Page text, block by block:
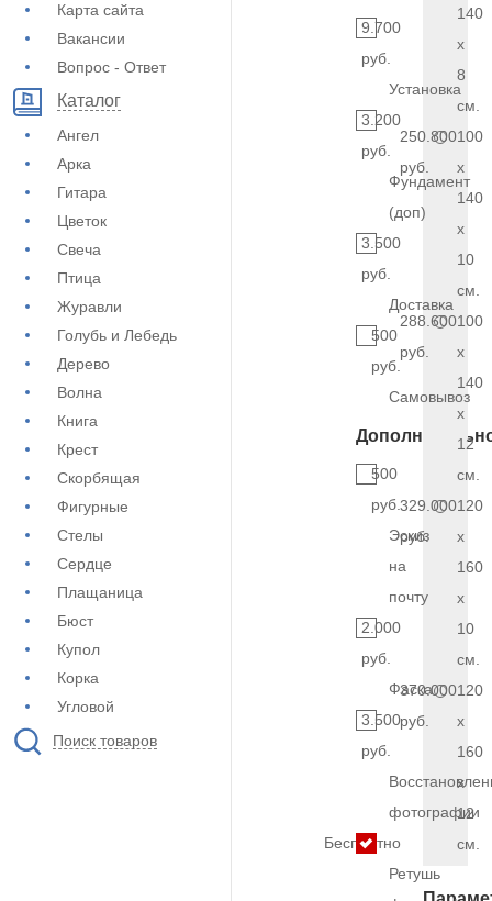
Карта сайта
Вакансии
Вопрос - Ответ
Каталог
Ангел
Арка
Гитара
Цветок
Свеча
Птица
Журавли
Голубь и Лебедь
Дерево
Волна
Книга
Крест
Скорбящая
Фигурные
Стелы
Сердце
Плащаница
Бюст
Купол
Корка
Угловой
Поиск товаров
9.700
руб.
Установка
3.200
руб.
Фундамент
(доп)
3.500
руб.
Доставка
500
руб.
Самовывоз
500
руб.
Эскиз
на
почту
2.000
руб.
Фаска
3.500
руб.
фотографии
Бесплатно
Ретушь
140
x
8
см.
250.800
руб.
100
x
140
x
10
см.
288.600
руб.
100
x
140
x
12
см.
329.000
руб.
120
x
160
x
10
см.
370.000
руб.
120
x
160
x
12
см.